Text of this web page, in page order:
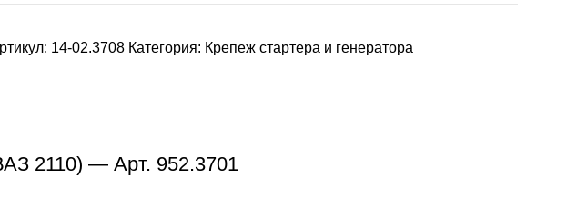
14-02.3708 Категория: Крепеж стартера и генератора
2110) — Арт. 952.3701